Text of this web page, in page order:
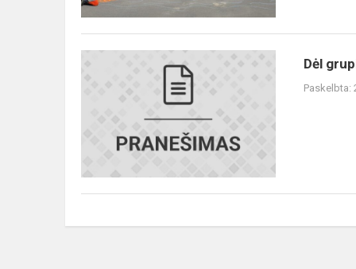
ikimokyklinio
ugdymo
įstaigose
l...
Dėl
Paskelbta: